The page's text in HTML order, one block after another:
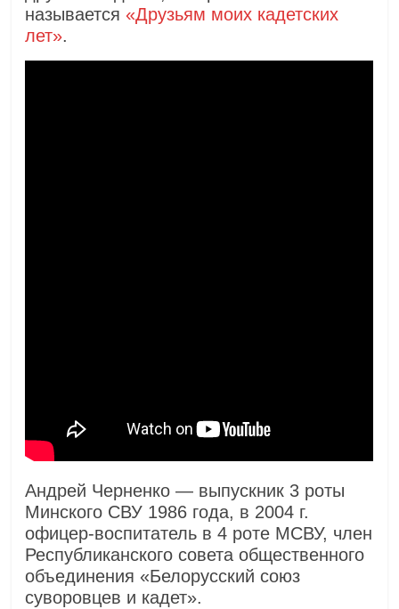
называется «Друзьям моих кадетских
лет».
Андрей Черненко — выпускник 3 роты
Минского СВУ 1986 года, в 2004 г.
офицер-воспитатель в 4 роте МСВУ, член
Республиканского совета общественного
объединения «Белорусский союз
суворовцев и кадет».